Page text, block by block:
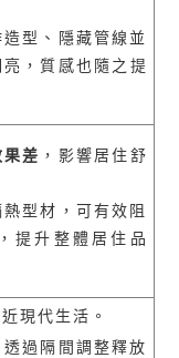
型、隱藏管線並
亮，質感也隨之提
差 ，影響居住舒
型材，可有效阻
提升整體居住品
現代生活。
過隔間調整釋放